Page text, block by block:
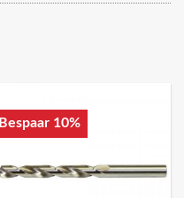
Bespaar 10%